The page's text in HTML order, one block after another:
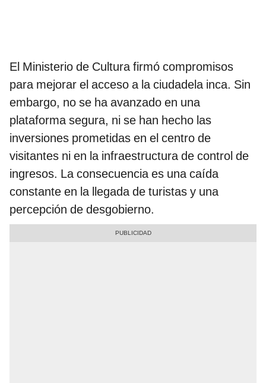
El Ministerio de Cultura firmó compromisos
para mejorar el acceso a la ciudadela inca. Sin
embargo, no se ha avanzado en una
plataforma segura, ni se han hecho las
inversiones prometidas en el centro de
visitantes ni en la infraestructura de control de
ingresos. La consecuencia es una caída
constante en la llegada de turistas y una
percepción de desgobierno.